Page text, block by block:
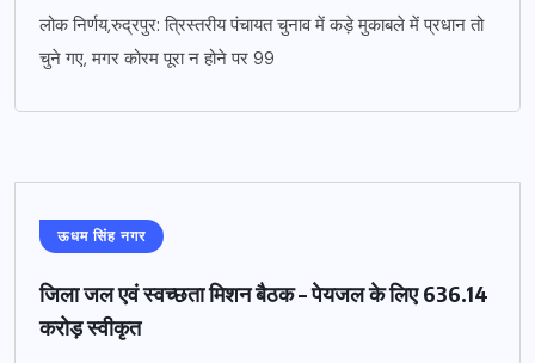
लोक निर्णय,रुद्रपुर: त्रिस्तरीय पंचायत चुनाव में कड़े मुकाबले में प्रधान तो
चुने गए, मगर कोरम पूरा न होने पर 99
ऊधम सिंह नगर
जिला जल एवं स्वच्छता मिशन बैठक – पेयजल के लिए 636.14
करोड़ स्वीकृत